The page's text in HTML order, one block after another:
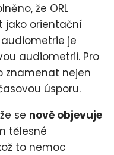
že ORL
jako orientační
je
audiometrii. Pro
znamenat nejen
úsporu.
se nově objevuje
tělesné
to nemoc